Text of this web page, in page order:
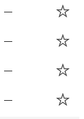
—
—
—
—